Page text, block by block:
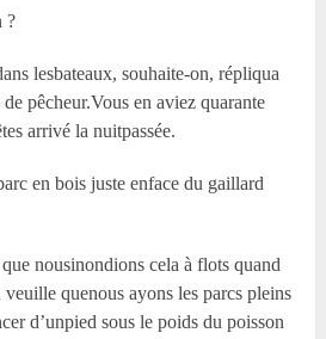
?
lesbateaux, souhaite-on, répliqua
pêcheur.Vous en aviez quarante
arrivé la nuitpassée.
en bois juste enface du gaillard
nousinondions cela à flots quand
quenous ayons les parcs pleins
d’unpied sous le poids du poisson